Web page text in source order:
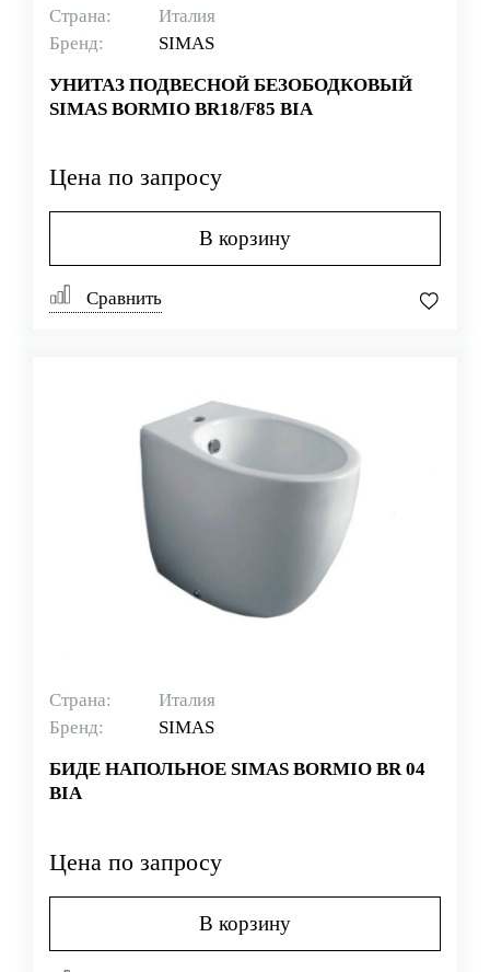
Страна:
Италия
Бренд:
SIMAS
УНИТАЗ ПОДВЕСНОЙ БЕЗОБОДКОВЫЙ
SIMAS BORMIO BR18/F85 BIA
Цена по запросу
В корзину
Сравнить
Страна:
Италия
Бренд:
SIMAS
БИДЕ НАПОЛЬНОЕ SIMAS BORMIO BR 04
BIA
Цена по запросу
В корзину